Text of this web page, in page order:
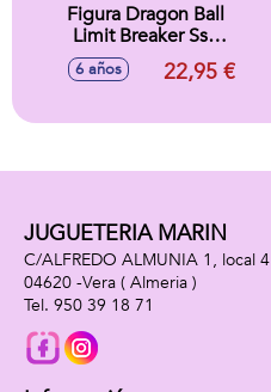
Figura Dragon Ball
Limit Breaker Ss3
Vegeta Daima 30
6 años 22,95 €
JUGUETERIA MARIN
C/ALFREDO ALMUNIA 1, local 4
04620 -Vera ( Almeria )
950 39 18 71